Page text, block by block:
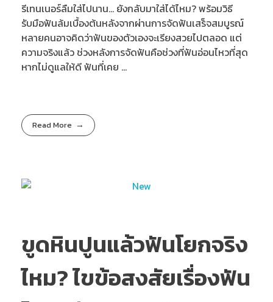
รีเทนเนอร์ลืมใส่ไปนาน... ยังกลับมาใส่ได้ไหม? พร้อมวิธี
รับมือฟันล้มเบื้องต้นหลังจากผ่านการจัดฟันเสร็จสมบูรณ์
หลายคนอาจคิดว่าฟันของตัวเองจะเรียงสวยไปตลอด แต่
ความจริงแล้ว ช่วงหลังการจัดฟันคือช่วงที่ฟันอ่อนไหวที่สุด
หากไม่ดูแลให้ดี ฟันที่เคย ...
Read More
ขูดหินปูนแล้วฟันโยกจริง
ไหม? ไขข้อสงสัยเรื่องฟัน